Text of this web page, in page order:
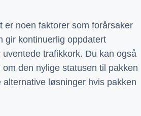
er noen faktorer som forårsaker
gir kontinuerlig oppdatert
trafikkork. Du kan også
den nylige statusen til pakken
løsninger hvis pakken